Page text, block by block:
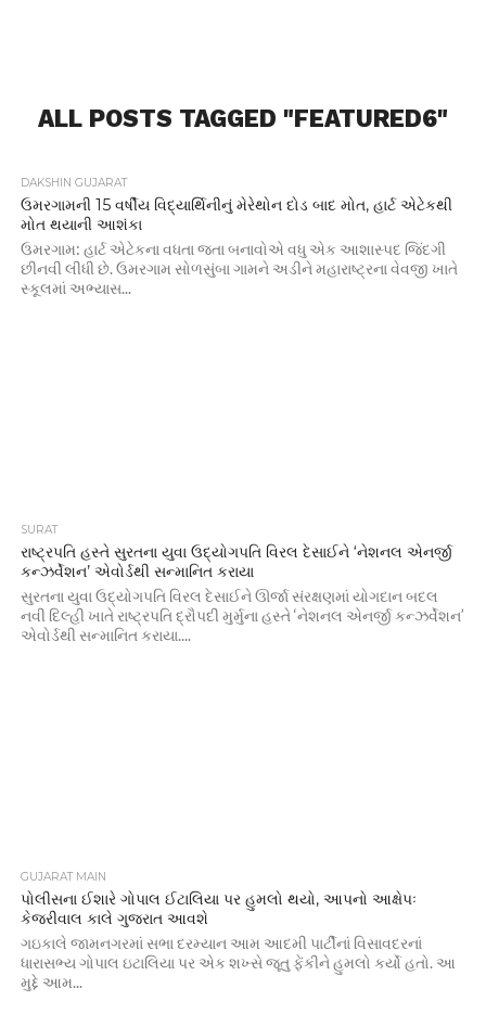
ALL POSTS TAGGED "FEATURED6"
DAKSHIN GUJARAT
ઉમરગામની 15 વર્ષીય વિદ્યાર્થિનીનું મેરેથોન દોડ બાદ મોત, હાર્ટ એટેકથી
મોત થયાની આશંકા
ઉમરગામ: હાર્ટ એટેકના વધતા જતા બનાવોએ વધુ એક આશાસ્પદ જિંદગી
છીનવી લીધી છે. ઉમરગામ સોળસુંબા ગામને અડીને મહારાષ્ટ્રના વેવજી ખાતે
સ્કૂલમાં અભ્યાસ...
SURAT
રાષ્ટ્રપતિ હસ્તે સુરતના યુવા ઉદ્યોગપતિ વિરલ દેસાઈને ‘નેશનલ એનર્જી
કન્ઝર્વેશન’ એવોર્ડથી સન્માનિત કરાયા
સુરતના યુવા ઉદ્યોગપતિ વિરલ દેસાઈને ઊર્જા સંરક્ષણમાં યોગદાન બદલ
નવી દિલ્હી ખાતે રાષ્ટ્રપતિ દ્રૌપદી મુર્મુના હસ્તે ‘નેશનલ એનર્જી કન્ઝર્વેશન’
એવોર્ડથી સન્માનિત કરાયા....
GUJARAT MAIN
પોલીસના ઈશારે ગોપાલ ઈટાલિયા પર હુમલો થયો, આપનો આક્ષેપઃ
કેજરીવાલ કાલે ગુજરાત આવશે
ગઇકાલે જામનગરમાં સભા દરમ્યાન આમ આદમી પાર્ટીનાં વિસાવદરનાં
ધારાસભ્ય ગોપાલ ઇટાલિયા પર એક શખ્સે જૂતુ ફેંકીને હુમલો કર્યો હતો. આ
મુદ્દે આમ...